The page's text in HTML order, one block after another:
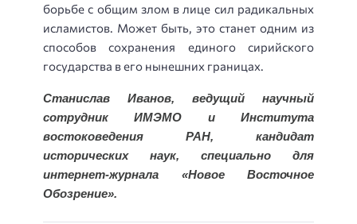
борьбе с общим злом в лице сил радикальных
исламистов. Может быть, это станет одним из
способов сохранения единого сирийского
государства в его нынешних границах.
Станислав Иванов, ведущий научный
сотрудник ИМЭМО и Института
востоковедения РАН, кандидат
исторических наук, специально для
интернет-журнала «Новое Восточное
Обозрение».